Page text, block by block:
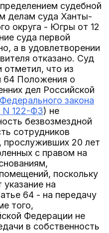
судебной
делам суда Ханты-
округа - Югры от 12
суда первой
а в удовлетворении
отказано. Суд
отметил, что из
64 Положения о
дел Российской
Федерального закона
N 122-ФЗ) не
безвозмездной
сотрудников
прослуживших 20 лет
с правом на
поскольку
указание на
64 - на передачу
того,
Федерации не
в собственность